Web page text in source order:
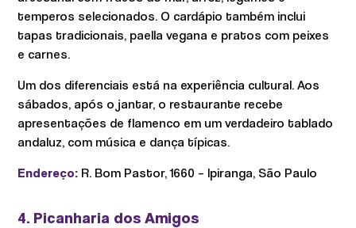
temperos selecionados. O cardápio também inclui
tapas tradicionais, paella vegana e pratos com peixes
e carnes.
Um dos diferenciais está na experiência cultural. Aos
sábados, após o jantar, o restaurante recebe
apresentações de flamenco em um verdadeiro tablado
andaluz, com música e dança típicas.
Endereço: R. Bom Pastor, 1660 – Ipiranga, São Paulo
4. Picanharia dos Amigos